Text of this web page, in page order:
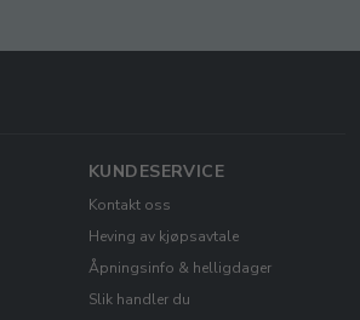
KUNDESERVICE
Kontakt oss
Heving av kjøpsavtale
Åpningsinfo & helligdager
Slik handler du